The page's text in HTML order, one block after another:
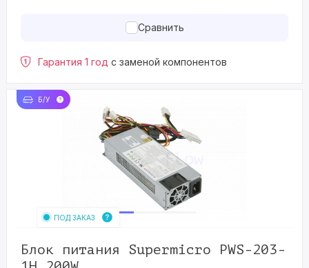
Сравнить
Гарантия 1 год с заменой компонентов
Б/У
ПОД ЗАКАЗ
Блок питания Supermicro PWS-203-